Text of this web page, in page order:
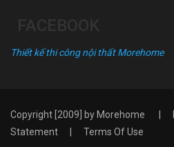
Thiết kế thi công nội thất Morehome
Copyright [2009] by Morehome
Statement
Terms Of Use